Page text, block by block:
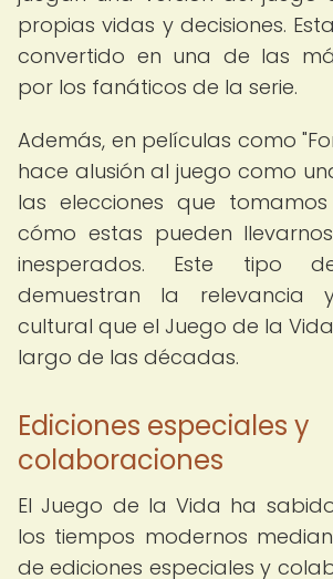
propias vidas y decisiones.
convertido en una de las
por los fanáticos de la serie.
Además, en películas como
hace alusión al juego como
las elecciones que
cómo estas pueden
inesperados. Este tipo
demuestran la relevancia
cultural que el Juego de la
largo de las décadas.
Ediciones especiales y
colaboraciones
El Juego de la Vida ha
los tiempos modernos
de ediciones especiales y